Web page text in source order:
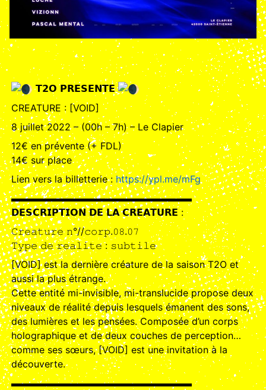
𝗧𝟮𝗢 𝗣𝗥𝗘𝗦𝗘𝗡𝗧𝗘
CREATURE : [VOID]
8 juillet 2022 – (00h – 7h) – Le Clapier
12€ en prévente (+ FDL)
14€ sur place
Lien vers la billetterie :https://ypl.me/mFg
▬▬▬▬▬▬▬▬▬▬▬▬▬▬▬▬▬▬▬
𝗗𝗘𝗦𝗖𝗥𝗜𝗣𝗧𝗜𝗢𝗡 𝗗𝗘 𝗟𝗔 𝗖𝗥𝗘𝗔𝗧𝗨𝗥𝗘 :
𝙲𝚛𝚎𝚊𝚝𝚞𝚛𝚎 𝚗°//𝚌𝚘𝚛𝚙.𝟶𝟾.𝟶𝟽
𝚃𝚢𝚙𝚎 𝚍𝚎 𝚛𝚎𝚊𝚕𝚒𝚝𝚎 : 𝚜𝚞𝚋𝚝𝚒𝚕𝚎
[VOID] est la dernière créature de la saison T2O et
aussi la plus étrange.
Cette entité mi-invisible, mi-translucide propose deux
niveaux de réalité depuis lesquels émanent des sons,
des lumières et les pensées. Composée d’un corps
holographique et de deux couches de perception…
comme ses sœurs, [VOID] est une invitation à la
découverte.
▬▬▬▬▬▬▬▬▬▬▬▬▬▬▬▬▬▬▬